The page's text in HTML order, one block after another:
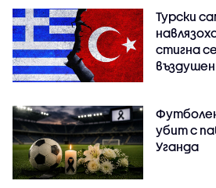
Турски
стигна
убит с
Уганда